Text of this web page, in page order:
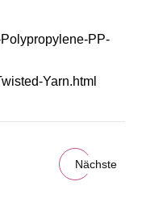
PP-
Yarn.html
Nächste